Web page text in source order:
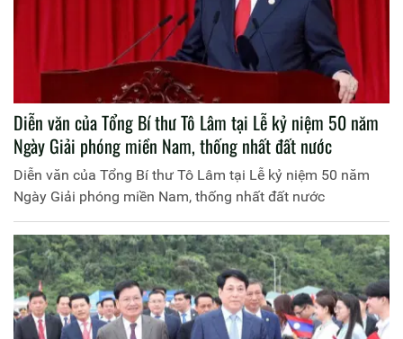
Diễn văn của Tổng Bí thư Tô Lâm tại Lễ kỷ niệm 50 năm
Ngày Giải phóng miền Nam, thống nhất đất nước
Diễn văn của Tổng Bí thư Tô Lâm tại Lễ kỷ niệm 50 năm
Ngày Giải phóng miền Nam, thống nhất đất nước